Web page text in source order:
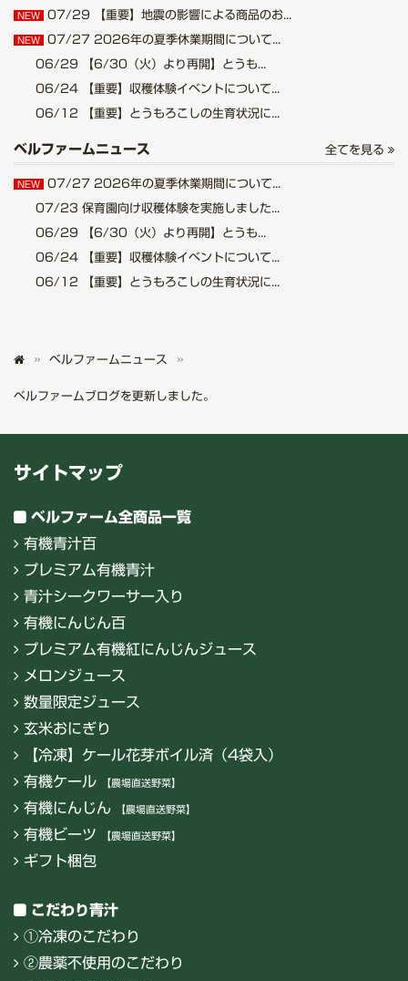
NEW 07/29 【重要】地震の影響による商品のお...
NEW 07/27 2026年の夏季休業期間について...
06/29 【6/30（火）より再開】とうも...
06/24 【重要】収穫体験イベントについて...
06/12 【重要】とうもろこしの生育状況に...
ベルファームニュース 全てを見る
NEW 07/27 2026年の夏季休業期間について...
07/23 保育園向け収穫体験を実施しました...
06/29 【6/30（火）より再開】とうも...
06/24 【重要】収穫体験イベントについて...
06/12 【重要】とうもろこしの生育状況に...
ベルファームニュース
ベルファームブログを更新しました。
サイトマップ
ベルファーム全商品一覧
有機青汁百
プレミアム有機青汁
青汁シークワーサー入り
有機にんじん百
プレミアム有機紅にんじんジュース
メロンジュース
数量限定ジュース
玄米おにぎり
【冷凍】ケール花芽ボイル済（4袋入）
有機ケール
【農場直送野菜】
有機にんじん 【農場直送野菜】
有機ビーツ 【農場直送野菜】
ギフト梱包
こだわり青汁
①冷凍のこだわり
②農薬不使用のこだわり